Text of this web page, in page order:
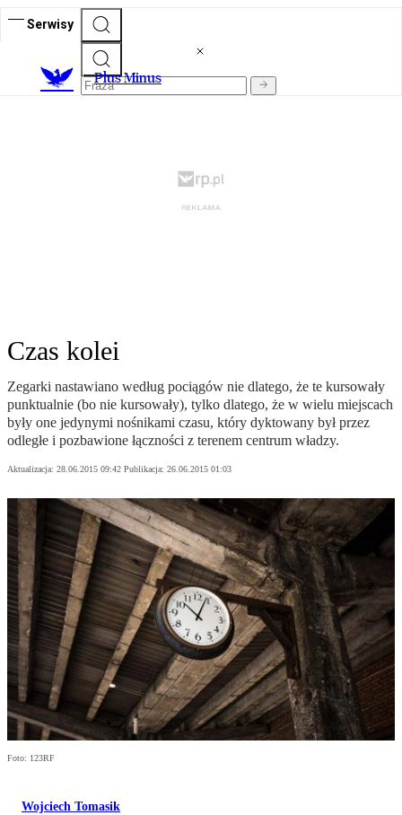
Serwisy
Plus Minus
Czas kolei
Zegarki nastawiano według pociągów nie dlatego, że te kursowały
punktualnie (bo nie kursowały), tylko dlatego, że w wielu miejscach
były one jedynymi nośnikami czasu, który dyktowany był przez
odległe i pozbawione łączności z terenem centrum władzy.
Aktualizacja: 28.06.2015 09:42 Publikacja: 26.06.2015 01:03
Foto: 123RF
Wojciech Tomasik